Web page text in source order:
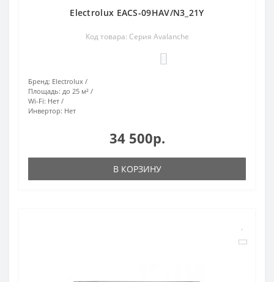
Electrolux EACS-09HAV/N3_21Y
Код товара: Серия Avalanche
Бренд: Electrolux
Площадь: до 25 м²
Wi-Fi: Нет
Инвертор: Нет
34 500р.
В КОРЗИНУ